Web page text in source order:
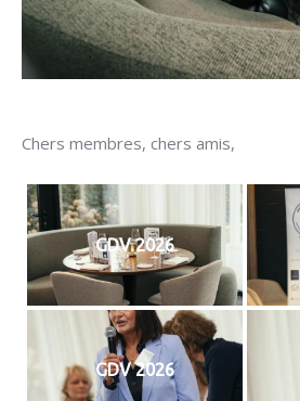
Chers membres, chers amis,
GDV 2026
GDV 2026